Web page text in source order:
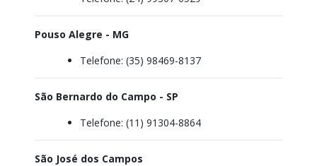
Pouso Alegre - MG
Telefone: (35) 98469-8137
São Bernardo do Campo - SP
Telefone: (11) 91304-8864
São José dos Campos